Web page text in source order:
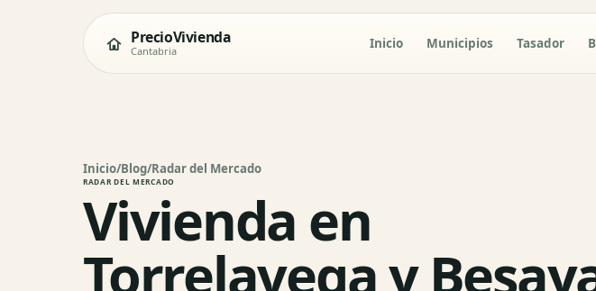
PrecioVivienda
Cantabria Inicio Municipios Tasador
Inicio/Blog/Radar del Mercado
RADAR DEL MERCADO
Vivienda en
Torrelavega y